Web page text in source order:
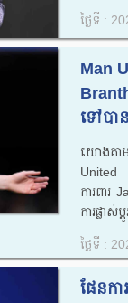
ថ្ងៃទី :
Man
ទៅបា
យោងតា
United
ការពារ
ការផ្លាស់
ថ្ងៃទី :
ផែនក